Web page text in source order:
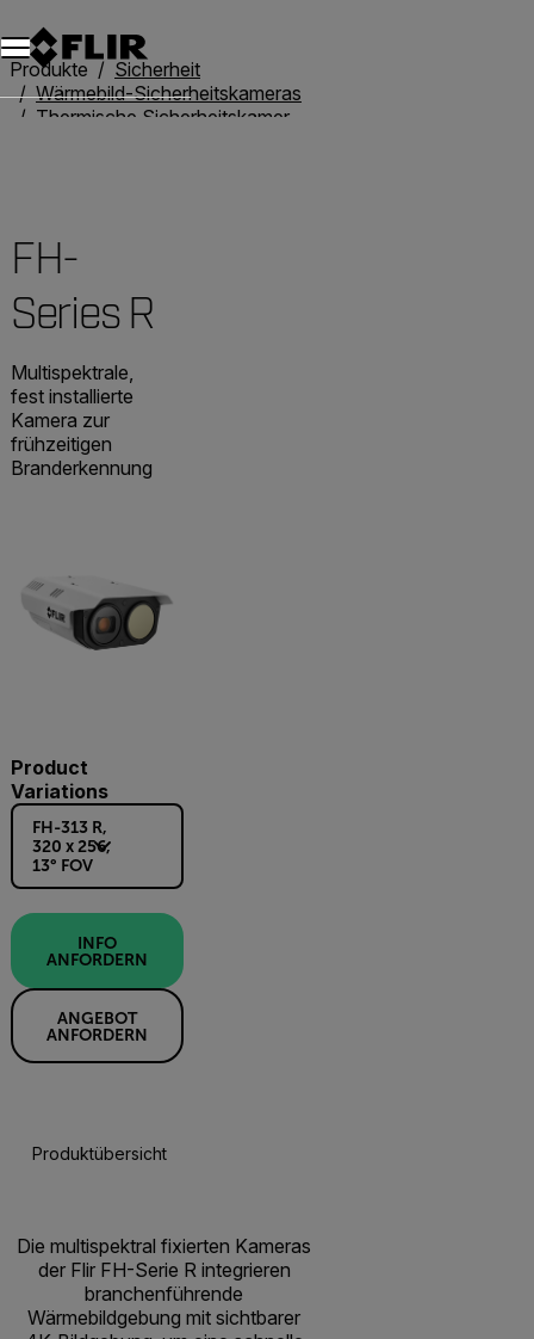
Unread messages
Modell
Entfernen
Elemente
Element
In den Warenkorb
Im Warenkorb
Produkte
Sicherheit
Wärmebild-Sicherheitskameras
Thermische Sicherheitskameras mit fester Box
FH-
Series R
Multispektrale,
fest installierte
Kamera zur
frühzeitigen
Branderkennung
Product
Variations
FH-313 R,
320 x 256,
13° FOV
INFO
ANFORDERN
ANGEBOT
ANFORDERN
Produktübersicht
Die multispektral fixierten Kameras
der Flir FH-Serie R integrieren
branchenführende
Wärmebildgebung mit sichtbarer